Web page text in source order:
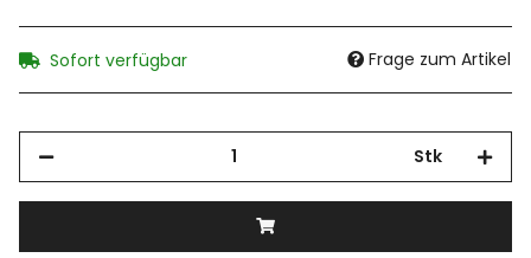
Sofort verfügbar Frage zum Artikel
Stk